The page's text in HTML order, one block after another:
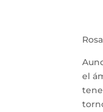
el